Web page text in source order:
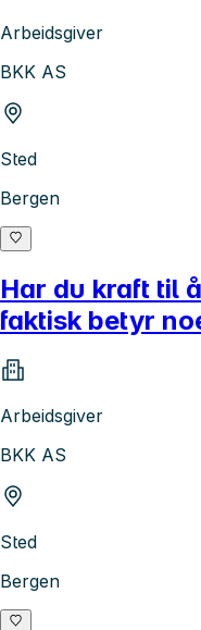
Arbeidsgiver
BKK AS
Sted
Bergen
Har du kraft til
faktisk betyr
Arbeidsgiver
BKK AS
Sted
Bergen